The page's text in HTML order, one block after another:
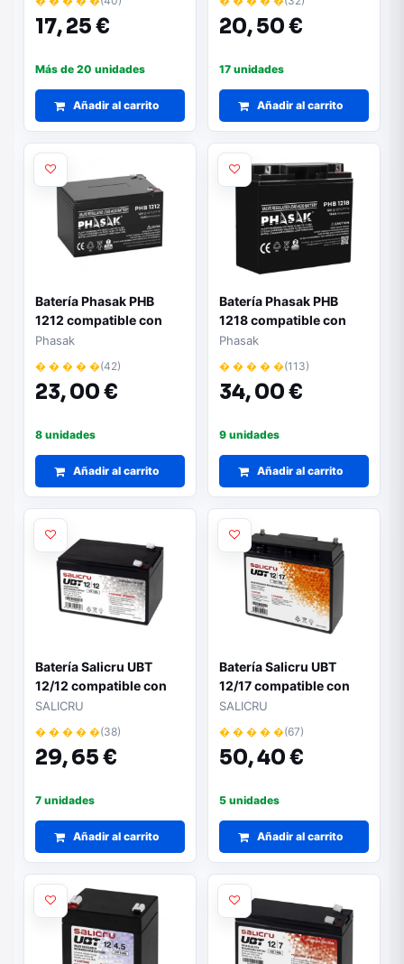
17,25 €
Más de 20 unidades
Añadir al carrito
20,50 €
17 unidades
Añadir al carrito
Batería Phasak PHB
1212 compatible con
SAI/UPS PHASAK según
especificaciones
Phasak
� � � � �(42)
23,00 €
8 unidades
Añadir al carrito
Batería Phasak PHB
1218 compatible con
SAI/UPS PHASAK según
especificaciones
Phasak
� � � � �(113)
34,00 €
9 unidades
Añadir al carrito
Batería Salicru UBT
12/12 compatible con
SAI Salicru según
especificaciones
SALICRU
� � � � �(38)
29,65 €
7 unidades
Añadir al carrito
Batería Salicru UBT
12/17 compatible con
SAI Salicru según
especificaciones
SALICRU
� � � � �(67)
50,40 €
5 unidades
Añadir al carrito